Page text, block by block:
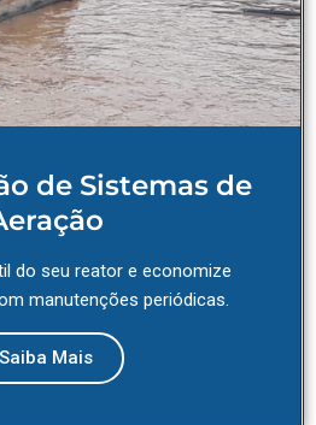
de Sistemas de
do seu reator e economize
manutenções periódicas.
Saiba Mais